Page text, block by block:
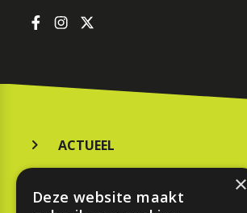
ACTUEEL
×
Deze website maakt